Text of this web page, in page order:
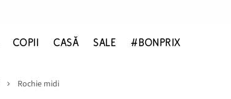
COPII CASĂ SALE #BONPRIX
Rochie midi